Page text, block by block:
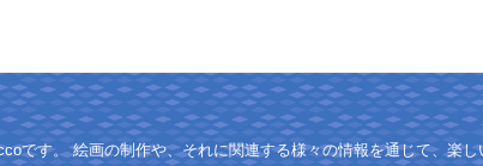
です。 絵画の制作や、それに関連する様々の情報を通じて、楽